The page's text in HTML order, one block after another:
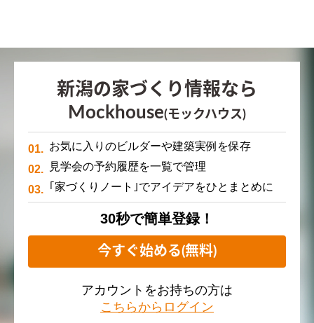
新潟の家づくり情報なら
Mockhouse(モックハウス)
お気に入りのビルダーや建築実例を保存
見学会の予約履歴を一覧で管理
｢家づくりノート｣でアイデアをひとまとめに
30秒で簡単登録！
今すぐ始める(無料)
アカウントをお持ちの方は
こちらからログイン